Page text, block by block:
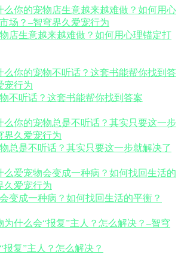
店生意越来越难做？如何用心理锚定打
不听话？这套书能帮你找到答案
总是不听话？其实只要这一步就解决了
变成一种病？如何找回生活的平衡？
报复”主人？怎么解决？